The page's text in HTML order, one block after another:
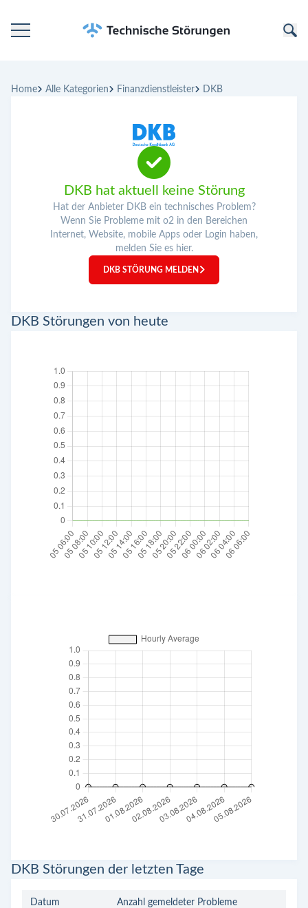
Kategorien
Home Alle Kategorien Finanzdienstleister DKB
DKB hat aktuell keine Störung
Hat der Anbieter DKB ein technisches Problem?
Wenn Sie Probleme mit o2 in den Bereichen
Internet, Website, mobile Apps oder Login haben,
melden Sie es hier.
DKB STÖRUNG MELDEN
DKB Störungen von heute
DKB Störungen der letzten Tage
Datum Anzahl gemeldeter Probleme